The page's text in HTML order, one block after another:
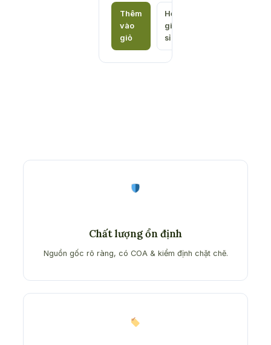
Thêm
vào
giỏ
Hỏi
giá
sỉ
Chất lượng ổn định
Nguồn gốc rõ ràng, có COA & kiểm định chặt chẽ.